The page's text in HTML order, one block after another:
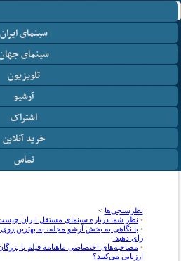
سینمای ایران
سینمای
تلویزیون
آرشیو
اشتراک
خرید آنلاین
تماس
نظرسنجی‌ها >
• نظر شما درباره سینمای مستقل ایران
• با نگاهی به بخش آرشو مجله، به بهترین
رای دهید.
• مصاحبه‌های اختصاصی ماهنامه فیلم با
ارزیابی می‌کنید؟